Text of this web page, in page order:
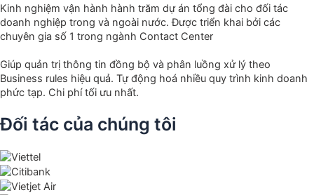
Kinh nghiệm vận hành hành trăm dự án tổng đài cho đối tác
doanh nghiệp trong và ngoài nước. Được triển khai bởi các
chuyên gia số 1 trong ngành Contact Center
Giúp quản trị thông tin đồng bộ và phân luồng xử lý theo
Business rules hiệu quả. Tự động hoá nhiều quy trình kinh doanh
phức tạp. Chi phí tối ưu nhất.
Đối tác của chúng tôi